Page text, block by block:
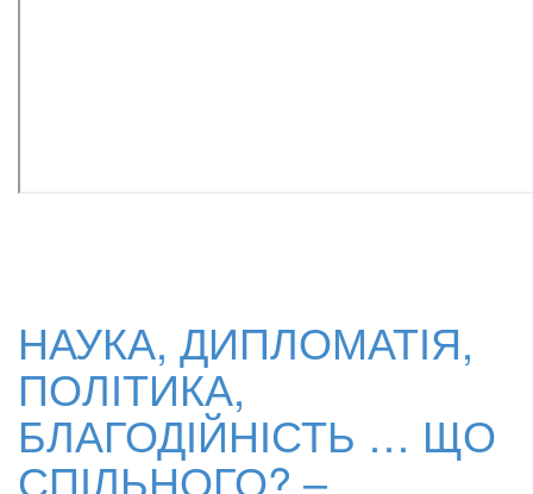
НАУКА, ДИПЛОМАТІЯ,
ПОЛІТИКА,
БЛАГОДІЙНІСТЬ … ЩО
СПІЛЬНОГО? –